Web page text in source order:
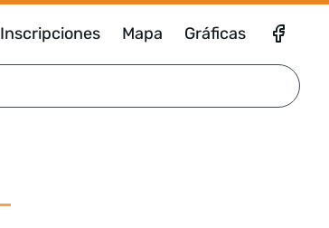
Inscripciones Mapa Gráficas